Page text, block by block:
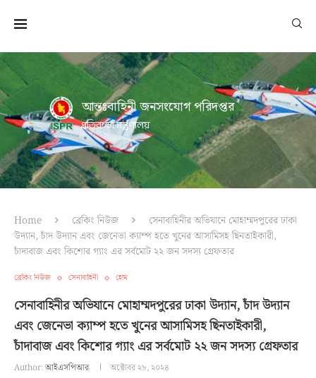
আন্তঃবাহিনী জনসংযোগ পরিদপ্তর
প্রতিরক্ষা মন্ত্রণালয়
Home ব্রেকিং নিউজ
সেনাবাহিনীর অভিযানে মোহাম্মদপুরের ঢাকা
উদ্যান, চাঁদ উদ্যান এবং জেনেভা ক্যাম্প হতে খুনের আসামিসহ ছিনতাইকারী,
চাঁদাবাজ এবং কিশোর গ্যাং এর সর্বমোট ২২ জন সদস্য গ্রেফতার
ব্রেকিং নিউজ সেনাবাহিনী হোম
সেনাবাহিনীর অভিযানে মোহাম্মদপুরের ঢাকা উদ্যান, চাঁদ উদ্যান
এবং জেনেভা ক্যাম্প হতে খুনের আসামিসহ ছিনতাইকারী,
চাঁদাবাজ এবং কিশোর গ্যাং এর সর্বমোট ২২ জন সদস্য গ্রেফতার
Author:আইএসপিআর অক্টোবর ২৮, ২০২৪